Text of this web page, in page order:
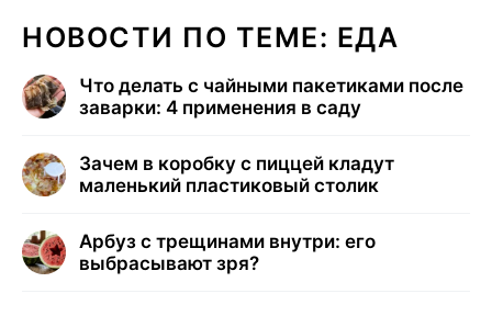
НОВОСТИ ПО ТЕМЕ: ЕДА
Что делать с чайными пакетиками после
заварки: 4 применения в саду
Зачем в коробку с пиццей кладут
маленький пластиковый столик
Арбуз с трещинами внутри: его
выбрасывают зря?